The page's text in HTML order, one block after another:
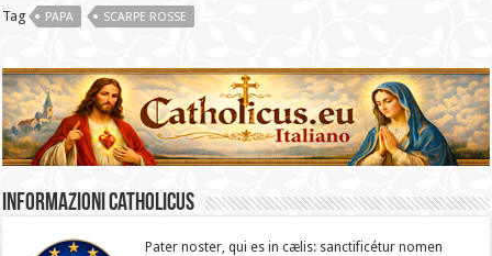
Tag PAPA SCARPE ROSSE
Informazioni catholicus
Pater noster, qui es in cælis: sanc­ti­ficétur nomen